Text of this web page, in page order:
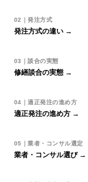
02｜発注方式
発注方式の違い →
03｜談合の実態
修繕談合の実態 →
04｜適正発注の進め方
適正発注の進め方 →
05｜業者・コンサル選定
業者・コンサル選び →